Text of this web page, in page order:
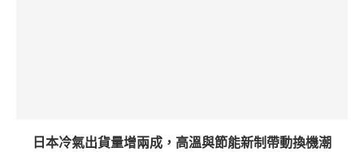
日本冷氣出貨量增兩成，高溫與節能新制帶動換機潮